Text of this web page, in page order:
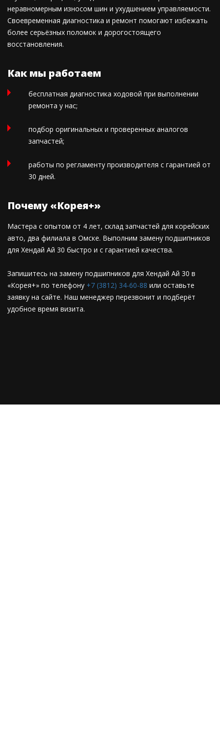
неравномерным износом шин и ухудшением управляемости.
Своевременная диагностика и ремонт помогают избежать
более серьёзных поломок и дорогостоящего
восстановления.
Как мы работаем
бесплатная диагностика ходовой при выполнении
ремонта у нас;
подбор оригинальных и проверенных аналогов
запчастей;
работы по регламенту производителя с гарантией от
30 дней.
Почему «Корея+»
Мастера с опытом от 4 лет, склад запчастей для корейских
авто, два филиала в Омске. Выполним замену подшипников
для Хендай Ай 30 быстро и с гарантией качества.
Запишитесь на замену подшипников для Хендай Ай 30 в
«Корея+» по телефону +7 (3812) 34-60-88 или оставьте
заявку на сайте. Наш менеджер перезвонит и подберёт
удобное время визита.